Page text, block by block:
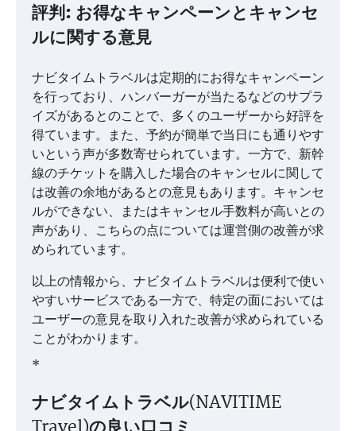
評判: お得なキャンペーンとキャンセ
ルに関する意見
ナビタイムトラベルは定期的にお得なキャンペーン
を行っており、ハンバーガーが当たるなどのサプラ
イズがあるとのことで、多くのユーザーから好評を
得ています。また、予約が簡単で当日にも通りやす
いという声が多数寄せられています。一方で、新幹
線のチケットを購入した場合のキャンセルに関して
は改善の余地があるとの意見もあります。キャンセ
ルができない、またはキャンセル手数料が高いとの
声があり、こちらの点については運営側の改善が求
められています。
以上の情報から、ナビタイムトラベルは便利で使い
やすいサービスである一方で、特定の面においては
ユーザーの意見を取り入れた改善が求められている
ことがわかります。
*
ナビタイムトラベル(NAVITIME